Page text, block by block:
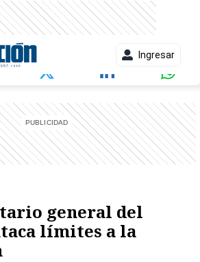
Ingresar
general del
límites a la